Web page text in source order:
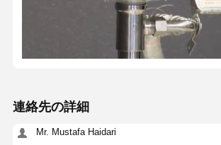
フットペダル眼洗いステーション
閉ざされた眼洗いステーション
凍結 耐える眼洗剤
連絡先の詳細
Mr. Mustafa Haidari